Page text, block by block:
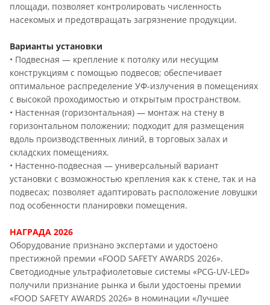
площади, позволяет контролировать численность
насекомых и предотвращать загрязнение продукции.
Варианты установки
• Подвесная — крепление к потолку или несущим
конструкциям с помощью подвесов; обеспечивает
оптимальное распределение УФ-излучения в помещениях
с высокой проходимостью и открытым пространством.
• Настенная (горизонтальная) — монтаж на стену в
горизонтальном положении; подходит для размещения
вдоль производственных линий, в торговых залах и
складских помещениях.
• Настенно-подвесная — универсальный вариант
установки с возможностью крепления как к стене, так и на
подвесах; позволяет адаптировать расположение ловушки
под особенности планировки помещения.
НАГРАДА 2026
Оборудование признано экспертами и удостоено
престижной премии «FOOD SAFETY AWARDS 2026».
Светодиодные ультрафиолетовые системы «PCG-UV-LED»
получили признание рынка и были удостоены премии
«FOOD SAFETY AWARDS 2026» в номинации «Лучшее